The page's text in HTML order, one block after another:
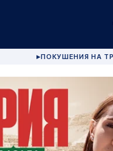
▶ПОКУШЕНИЯ НА